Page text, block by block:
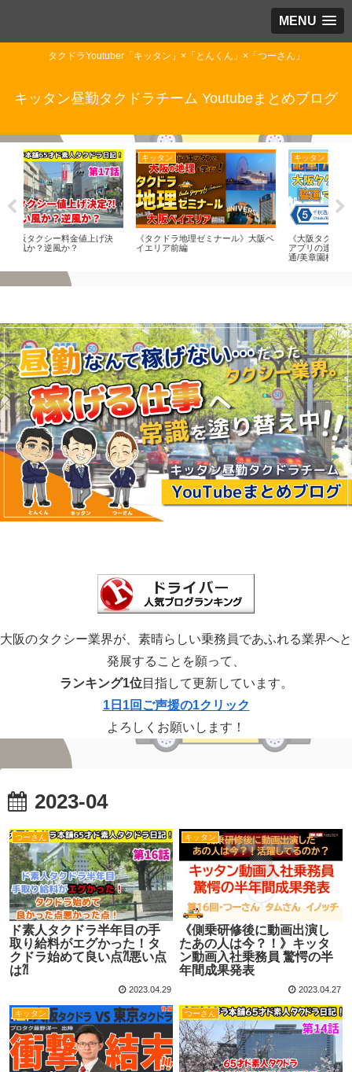
MENU
タクドラYoutuber「キッタン」×「とんくん」×「つーさん」
キッタン昼勤タクドラチーム Youtubeまとめブログ
キッタン
《大阪タクドラ脇道マスター》配車
アプリの達人になる！（５）千秋
とんくん
ナビアプリ、何使ってる？
大阪のタクシー業界が、素晴らしい乗務員であふれる業界へと
発展することを願って、
ランキング1位目指して更新しています。
1日1回ご声援の1クリック
よろしくお願いします！
2023-04
つーさん
ド素人タクドラ半年目の手
取り給料がエグかった！タ
クドラ始めて良い点⁈悪い点
は⁈
2023.04.29
キッタン
《側乗研修後に動画出演し
たあの人は今？！》キッタ
ン動画入社乗務員 驚愕の半
年間成果発表
2023.04.27
キッタン つーさん